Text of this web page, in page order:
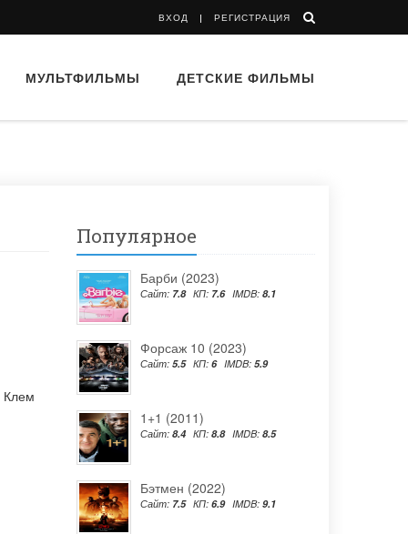
ВХОД РЕГИСТРАЦИЯ
МУЛЬТФИЛЬМЫ ДЕТСКИЕ ФИЛЬМЫ
Клем
Популярное
Барби (2023)
Сайт: 7.8 КП: 7.6 IMDB: 8.1
Форсаж 10 (2023)
Сайт: 5.5 КП: 6 IMDB: 5.9
1+1 (2011)
Сайт: 8.4 КП: 8.8 IMDB: 8.5
Бэтмен (2022)
Сайт: 7.5 КП: 6.9 IMDB: 9.1